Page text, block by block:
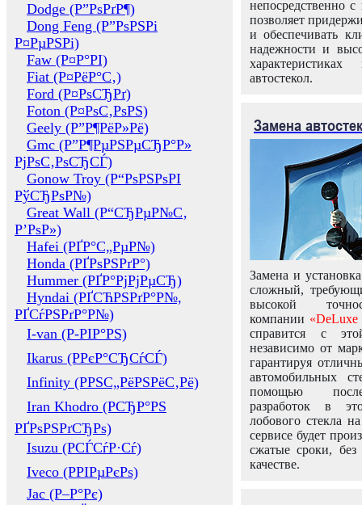
Dodge (Р”РѕРґР¶)
Dong Feng (Р”РѕРЅРі
Р¤РµРЅРі)
Faw (Р¤Р°РІ)
Fiat (Р¤РёР°С‚)
Ford (Р¤РѕСЂРґ)
Foton (Р¤РѕС‚РѕРЅ)
Geely (Р”Р¶РёР»Рё)
Gmc (Р”Р¶РµРЅРµСЂР°Р»
РјРѕС‚РѕСЂСЃ)
Gonow Troy (Р“РѕРЅРѕРІ
РўСЂРѕР№)
Great Wall (Р“СЂРµР№С‚
Р’РѕР»)
Hafei (РҐР°С„РµР№)
Honda (РҐРѕРЅРґР°)
Hummer (РҐР°РјРјРµСЂ)
Hyndai (РҐСЋРЅРґР°Р№,
РҐСѓРЅРґР°Р№)
I-van (Р-РІР°РЅ)
Ikarus (РРєР°СЂСѓСЃ)
Infinity (РРЅС„РёРЅРёС‚Рё)
Iran Khodro (РСЂР°РЅ
РҐРѕРЅРґСЂРѕ)
Isuzu (РСЃСѓР·Сѓ)
Iveco (РРІРµРєРѕ)
Jac (Р–Р°Рє)
непосредственно
позволяет
и обеспечивать
надежности и
автостекол.
Замена
Замена и
сложный,
высокой
компании «DeLuxe
справится с
независимо от
гарантируя
автомобильных
помощью
разработок в
лобового стекла
сервисе будет
сжатые сроки,
качестве.